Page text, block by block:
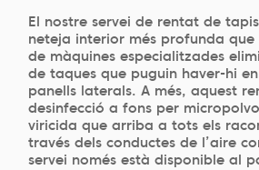
El nostre servei de rentat de
neteja interior més profunda que
de màquines especialitzades
de taques que puguin haver-hi
panells laterals. A més, aquest
desinfecció a fons per
viricida que arriba a tots els
través dels conductes de l’aire
servei només està disponible al